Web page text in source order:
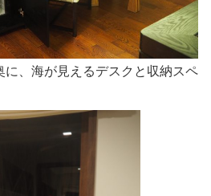
に、海が見えるデスクと収納スペ